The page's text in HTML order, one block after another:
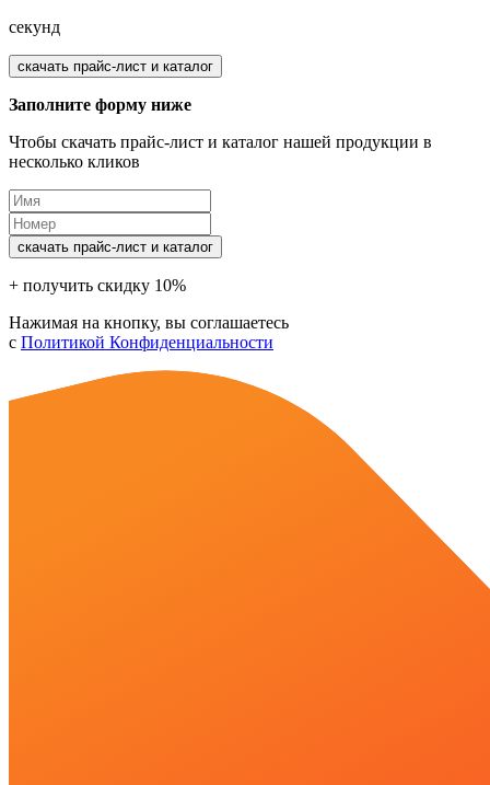
секунд
скачать прайс-лист и каталог
Заполните форму ниже
Чтобы скачать прайс-лист и каталог нашей продукции в
несколько кликов
скачать прайс-лист и каталог
+ получить скидку 10%
Нажимая на кнопку, вы соглашаетесь
с Политикой Конфиденциальности